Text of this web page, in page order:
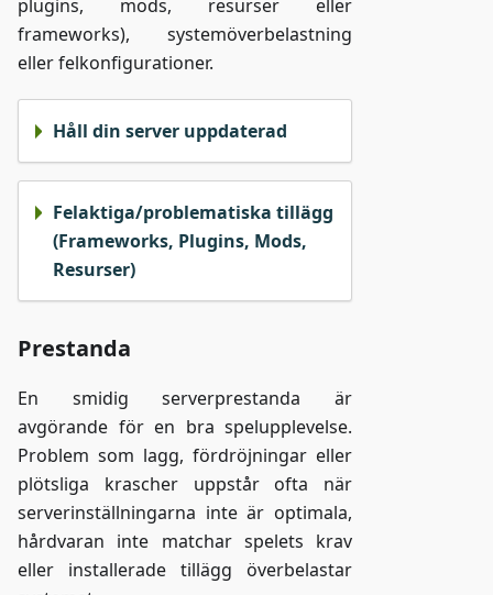
plugins, mods, resurser eller
frameworks), systemöverbelastning
eller felkonfigurationer.
Håll din server uppdaterad
Felaktiga/problematiska tillägg
(Frameworks, Plugins, Mods,
Resurser)
Prestanda
En smidig serverprestanda är
avgörande för en bra spelupplevelse.
Problem som lagg, fördröjningar eller
plötsliga krascher uppstår ofta när
serverinställningarna inte är optimala,
hårdvaran inte matchar spelets krav
eller installerade tillägg överbelastar